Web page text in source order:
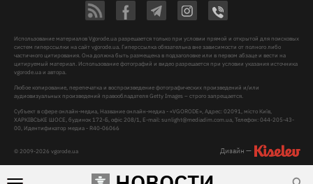
© 2009-2026 vgorode.ua
Использование материалов Vgorode.ua разрешается только при условии прямой и открытой для поисковых
систем гиперссылки на сайт vgorode.ua. Гиперссылка обязательна вне зависимости от полного либо
частичного цитирования. Она должна быть размещена в подзаголовке или в первом абзаце и вести на
цитируемый материал. Использование фотографий и видео разрешается при условии указания источника
vgorode.ua и автора.
Любое копирование, перепечатка и воспроизведение фотографических произведений и/или
аудиовизуальных произведений правообладателя Getty Images – строго запрещается.
Субъект в сфере онлайн-медиа, Название онлайн-медиа - «VGORODE», Адрес: 02091, місто Київ,
ХАРКІВСЬКЕ ШОСЕ, будинок 172-Б, офіс 208/1, E-mail:sunlight@mediadim.com.ua , Телефон: 044-205-43-
00, Идентификатор медиа - R40-06066
Дизайн —